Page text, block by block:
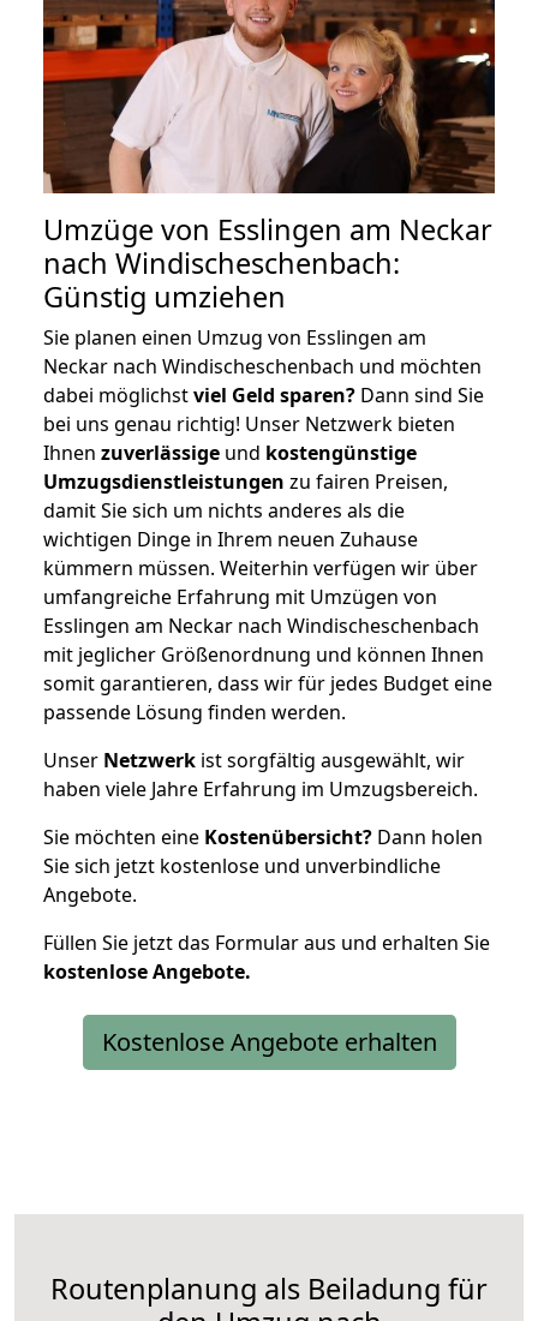
Umzüge von Esslingen am Neckar
nach Windischeschenbach:
Günstig umziehen
Sie planen einen Umzug von Esslingen am
Neckar nach Windischeschenbach und möchten
dabei möglichstviel Geld sparen? Dann sind Sie
bei uns genau richtig! Unser Netzwerk bieten
Ihnen zuverlässige und kostengünstige
Umzugsdienstleistungen zu fairen Preisen,
damit Sie sich um nichts anderes als die
wichtigen Dinge in Ihrem neuen Zuhause
kümmern müssen. Weiterhin verfügen wir über
umfangreiche Erfahrung mit Umzügen von
Esslingen am Neckar nach Windischeschenbach
mit jeglicher Größenordnung und können Ihnen
somit garantieren, dass wir für jedes Budget eine
passende Lösung finden werden.
Unser Netzwerk ist sorgfältig ausgewählt, wir
haben viele Jahre Erfahrung im Umzugsbereich.
Sie möchten eine Kostenübersicht? Dann holen
Sie sich jetzt kostenlose und unverbindliche
Angebote.
Füllen Sie jetzt das Formular aus und erhalten Sie
kostenloseAngebote.
Kostenlose Angebote erhalten
Routenplanung als Beiladung für